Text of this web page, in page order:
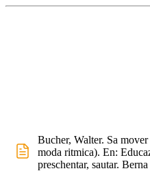
Bucher, Walter. Sa
moda ritmica). En:
preschentar, sautar.